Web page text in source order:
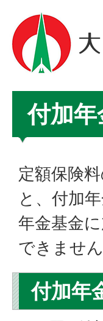
付加年
定額保険
と、付加
年金基金
できません
付加年